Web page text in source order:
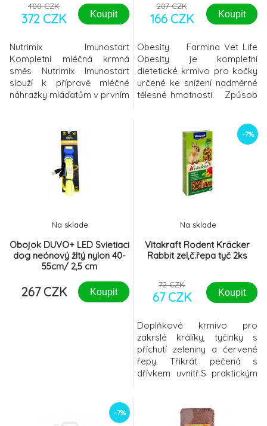
400 CZK
372 CZK Koupit
Nutrimix Imunostart
Kompletní mléčná krmná
směs Nutrimix Imunostart
slouží k přípravě mléčné
náhražky mláďatům v prvním
sušená syrovátka, rostlinný
olej rafinovaný (palmový,
kokosový, slunečnicový),
sušená syrovátka částečně
odcukřená, mléčný albumin,
glukóza, pšeničný škrob
207 CZK
166 CZK Koupit
Obesity Farmina Vet Life
Obesity je kompletní
dietetické krmivo pro kočky
určené ke snížení nadměrné
tělesné hmotnosti. Způsob
krmiva se doporučuje
vyžádat si stanovisko
veterinárního lékaře.
Doporučená doba užívání:
dokud není dosaženo
optimální hmotnosti. Produkt
Obojok DUVO+ LED Svietiaci
dog neónový žltý nylon 40-
55cm/ 2,5 cm
Na sklade
267 CZK Koupit
-7%
Vitakraft Rodent Kräcker
Rabbit zel,č.řepa tyč 2ks
Na sklade
72 CZK
67 CZK Koupit
Doplňkové krmivo pro
zakrslé králíky, tyčinky s
příchutí zeleniny a červené
řepy. Třikrát pečená s
dřívkem uvnitř.S praktickým
80,9%, zelenina 9,3%
(červená řepa 1,6%), vedlejší
-7%